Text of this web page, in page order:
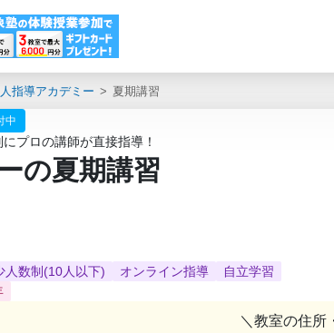
指導アカデミー 夏期講習
中
プロの講師が直接指導！
の夏期講習
人数制(10人以下) オンライン指導
自立学習
＼教室の住所